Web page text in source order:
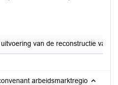
van de reconstructie van
arbeidsmarktregio